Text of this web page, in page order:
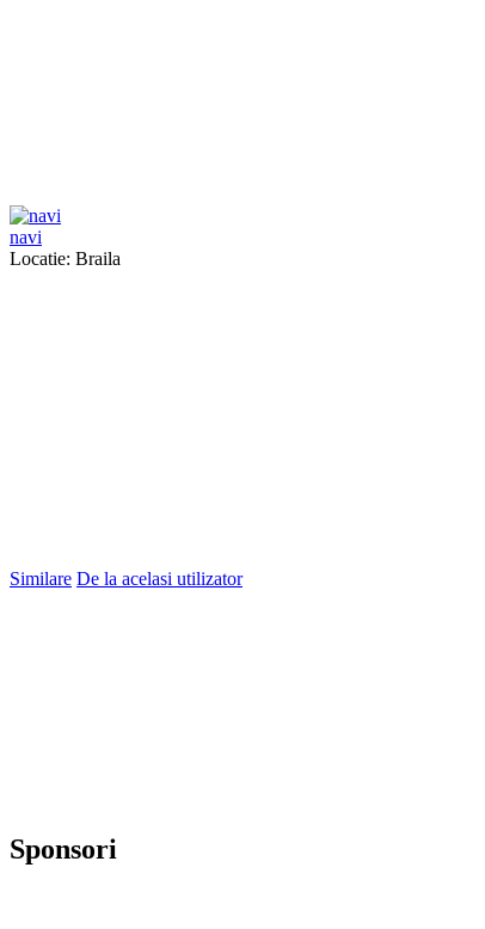
navi
Locatie: Braila
Similare De la acelasi utilizator
Sponsori